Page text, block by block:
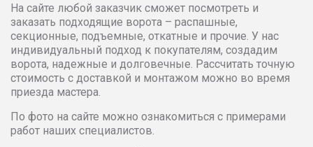
3700 175719 177339
3800 179282 180407
3900
4000 190421
На сайте любой заказчик сможет посмотреть и
заказать подходящие ворота – распашные,
секционные, подъемные, откатные и прочие. У нас
индивидуальный подход к покупателям, создадим
ворота, надежные и долговечные. Рассчитать точную
стоимость с доставкой и монтажом можно во время
приезда мастера.
По фото на сайте можно ознакомиться с примерами
работ наших специалистов.